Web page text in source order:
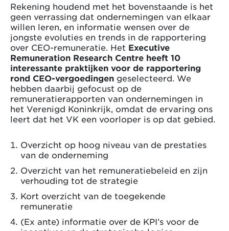
Rekening houdend met het bovenstaande is het
geen verrassing dat ondernemingen van elkaar
willen leren, en informatie wensen over de
jongste evoluties en trends in de rapportering
over CEO-remuneratie. Het Executive
Remuneration Research Centre heeft 10
interessante praktijken voor de rapportering
rond CEO-vergoedingen geselecteerd. We
hebben daarbij gefocust op de
remuneratierapporten van ondernemingen in
het Verenigd Koninkrijk, omdat de ervaring ons
leert dat het VK een voorloper is op dat gebied.
Overzicht op hoog niveau van de prestaties
van de onderneming
Overzicht van het remuneratiebeleid en zijn
verhouding tot de strategie
Kort overzicht van de toegekende
remuneratie
(Ex ante) informatie over de KPI’s voor de